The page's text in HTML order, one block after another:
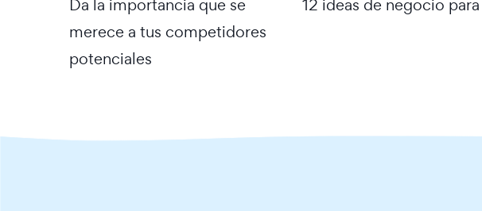
Da la importancia que se
merece a tus competidores
potenciales
12 ideas de negocio